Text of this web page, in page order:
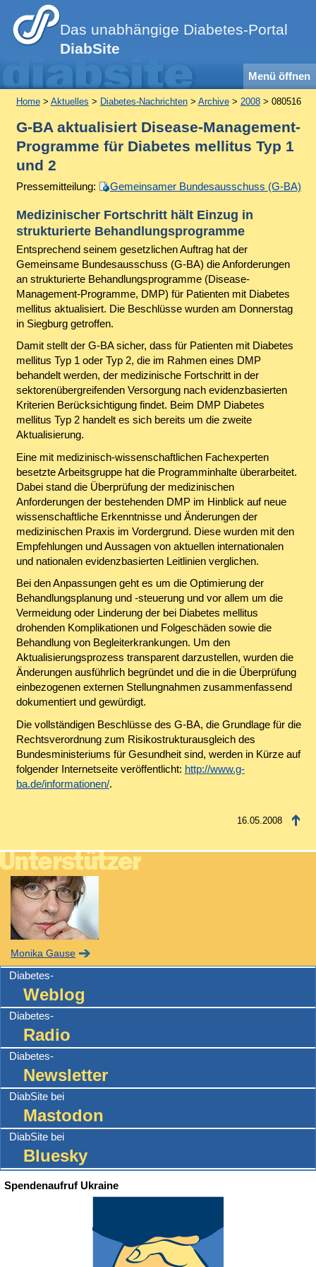
Das unabhängige Diabetes-Portal
DiabSite
Menü öffnen
Home> Aktuelles > Diabetes-Nachrichten> Archive> 2008> 080516
G-BA aktualisiert Disease-Management-
Programme für Diabetes mellitus Typ 1
und 2
Pressemitteilung: Gemeinsamer Bundesausschuss (G-BA)
Medizinischer Fortschritt hält Einzug in
strukturierte Behandlungsprogramme
Entsprechend seinem gesetzlichen Auftrag hat der
Gemeinsame Bundesausschuss (G-BA) die Anforderungen
an strukturierte Behandlungsprogramme (Disease-
Management-Programme, DMP) für Patienten mit Diabetes
mellitus aktualisiert. Die Beschlüsse wurden am Donnerstag
in Siegburg getroffen.
Damit stellt der G-BA sicher, dass für Patienten mit Diabetes
mellitus Typ 1 oder Typ 2, die im Rahmen eines DMP
behandelt werden, der medizinische Fortschritt in der
sektorenübergreifenden Versorgung nach evidenzbasierten
Kriterien Berücksichtigung findet. Beim DMP Diabetes
mellitus Typ 2 handelt es sich bereits um die zweite
Aktualisierung.
Eine mit medizinisch-wissenschaftlichen Fachexperten
besetzte Arbeitsgruppe hat die Programminhalte überarbeitet.
Dabei stand die Überprüfung der medizinischen
Anforderungen der bestehenden DMP im Hinblick auf neue
wissenschaftliche Erkenntnisse und Änderungen der
medizinischen Praxis im Vordergrund. Diese wurden mit den
Empfehlungen und Aussagen von aktuellen internationalen
und nationalen evidenzbasierten Leitlinien verglichen.
Bei den Anpassungen geht es um die Optimierung der
Behandlungsplanung und -steuerung und vor allem um die
Vermeidung oder Linderung der bei Diabetes mellitus
drohenden Komplikationen und Folgeschäden sowie die
Behandlung von Begleiterkrankungen. Um den
Aktualisierungsprozess transparent darzustellen, wurden die
Änderungen ausführlich begründet und die in die Überprüfung
einbezogenen externen Stellungnahmen zusammenfassend
dokumentiert und gewürdigt.
Die vollständigen Beschlüsse des G-BA, die Grundlage für die
Rechtsverordnung zum Risikostrukturausgleich des
Bundesministeriums für Gesundheit sind, werden in Kürze auf
folgender Internetseite veröffentlicht: http://www.g-
ba.de/informationen/.
16.05.2008
Monika Gause
Diabetes-
Weblog
Diabetes-
Radio
Diabetes-
Newsletter
DiabSite bei
Mastodon
DiabSite bei
Bluesky
Spendenaufruf Ukraine